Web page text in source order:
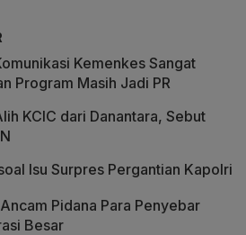
Kemenkes Sangat
Program Masih Jadi PR
KCIC dari Danantara, Sebut
Isu Surpres Pergantian Kapolri
Pidana Para Penyebar
Besar